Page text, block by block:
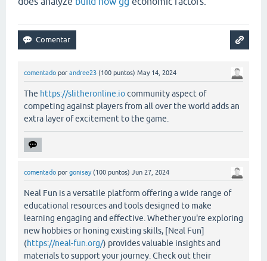
comentado por andree23 (100 puntos) May 14, 2024
The https://slitheronline.iocommunity aspect of
competing against players from all over the world adds an
extra layer of excitement to the game.
comentado por gonisay (100 puntos) Jun 27, 2024
Neal Fun is a versatile platform offering a wide range of
educational resources and tools designed to make
learning engaging and effective. Whether you're exploring
new hobbies or honing existing skills, [Neal Fun]
(https://neal-fun.org/) provides valuable insights and
materials to support your journey. Check out their